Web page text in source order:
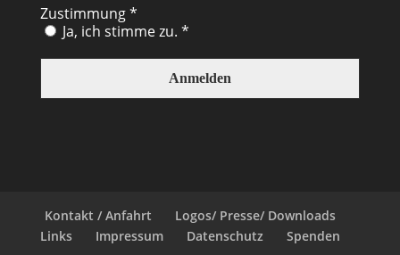
Zustimmung*
Ja, ich stimme zu. *
Kontakt / Anfahrt
Logos/ Presse/ Downloads
Links
Impressum Datenschutz Spenden